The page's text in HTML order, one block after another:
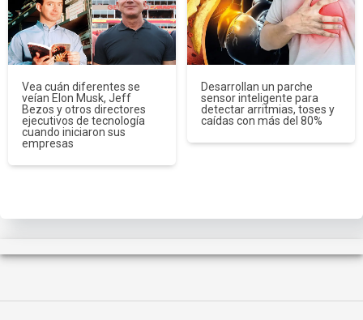
Vea cuán diferentes se
veían Elon Musk, Jeff
Bezos y otros directores
ejecutivos de tecnología
cuando iniciaron sus
empresas
Desarrollan un parche
sensor inteligente para
detectar arritmias, toses y
caídas con más del 80%